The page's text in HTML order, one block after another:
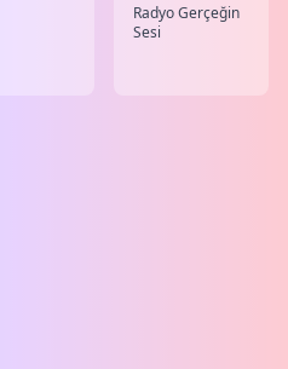
Radyo Gerçeğin
Sesi